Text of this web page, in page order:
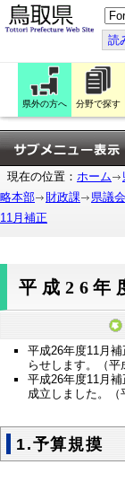
こ
の
ペ
ー
ジ
翻
訳
す
る
読
県外の方へ 分野で探す
現在の位置： ホーム
略本部
財政課 県議
11月補正
平成26年
平成26年度11月
らせします。（平
平成26年度11月
成立しました。（
1.予算規摸